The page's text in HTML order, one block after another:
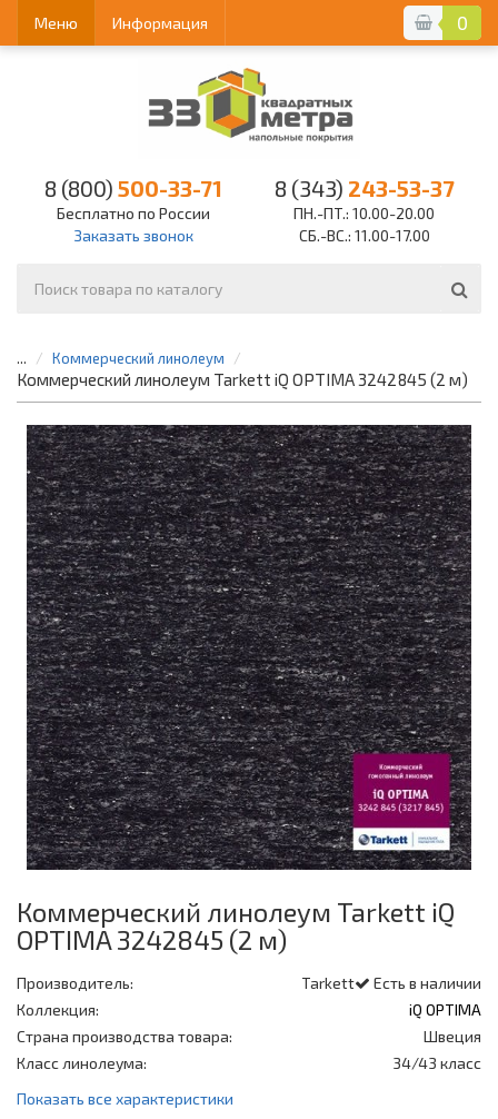
0
Меню Информация
8 (800) 500-33-71
Бесплатно по России
Заказать звонок
8 (343) 243-53-37
ПН.-ПТ.: 10.00-20.00
СБ.-ВС.: 11.00-17.00
... Коммерческий линолеум
Коммерческий линолеум Tarkett iQ OPTIMA 3242845 (2 м)
Коммерческий линолеум Tarkett iQ
OPTIMA 3242845 (2 м)
Есть в наличии
Производитель:
Tarkett
Коллекция:
iQ OPTIMA
Страна производства товара:
Швеция
Класс линолеума:
34/43 класс
Показать все характеристики